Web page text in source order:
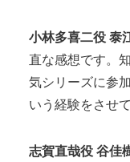
小林多喜二役 泰
直な感想です。
気シリーズに参
いう経験をさせ
志賀直哉役 谷佳